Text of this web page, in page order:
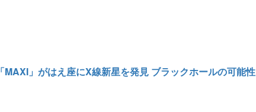
「MAXI」がはえ座にX線新星を発見 ブラックホールの可能性